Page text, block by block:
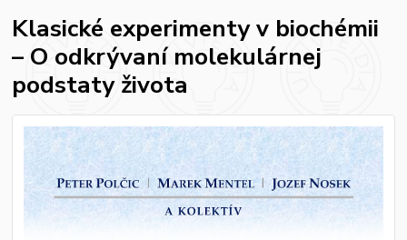
Klasické experimenty v biochémii
– O odkrývaní molekulárnej
podstaty života